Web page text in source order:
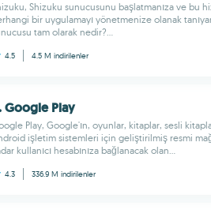
Shizuku sunucusunu başlatmanıza ve bu
bir uygulamayı yönetmenize olanak
tam olarak nedir?...
4.5 4.5 M indirilenler
Google Play
Play, Google'ın, oyunlar, kitaplar, sesli
işletim sistemleri için geliştirilmiş resmi
kullanıcı hesabınıza bağlanacak olan...
4.3 336.9 M indirilenler